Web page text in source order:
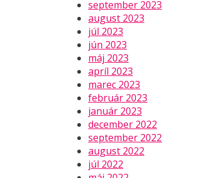
september 2023
august 2023
júl 2023
jún 2023
máj 2023
apríl 2023
marec 2023
február 2023
január 2023
december 2022
september 2022
august 2022
júl 2022